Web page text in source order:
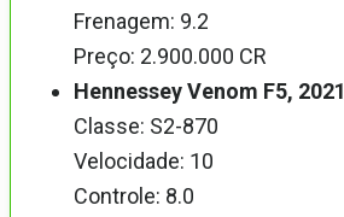
Frenagem: 9.2
Preço: 2.900.000 CR
Hennessey Venom F5, 2021
Classe: S2-870
Velocidade: 10
Controle: 8.0